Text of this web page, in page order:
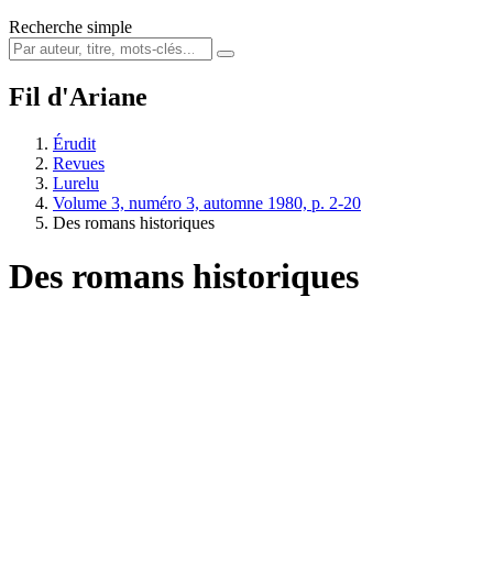
Recherche simple
Fil d'Ariane
Érudit
Revues
Lurelu
Volume 3, numéro 3, automne 1980, p. 2-20
Des romans historiques
Des romans historiques